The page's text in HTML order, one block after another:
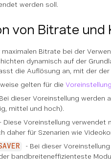
werden soll.
von Bitrate und
maximalen Bitrate bei der
dynamisch auf der
die Auflösung an, mit der
gelten für die Voreinstellung
dieser Voreinstellung werden
mittel und hoch).
- Diese Voreinstellung verwendet
daher für Szenarien wie
- Bei dieser
bandbreiteneffizienteste